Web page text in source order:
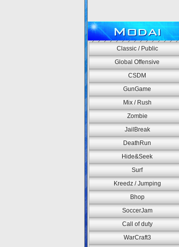
Modai
Classic / Public
Global Offensive
CSDM
GunGame
Mix / Rush
Zombie
JailBreak
DeathRun
Hide&Seek
Surf
Kreedz / Jumping
Bhop
SoccerJam
Call of duty
WarCraft3